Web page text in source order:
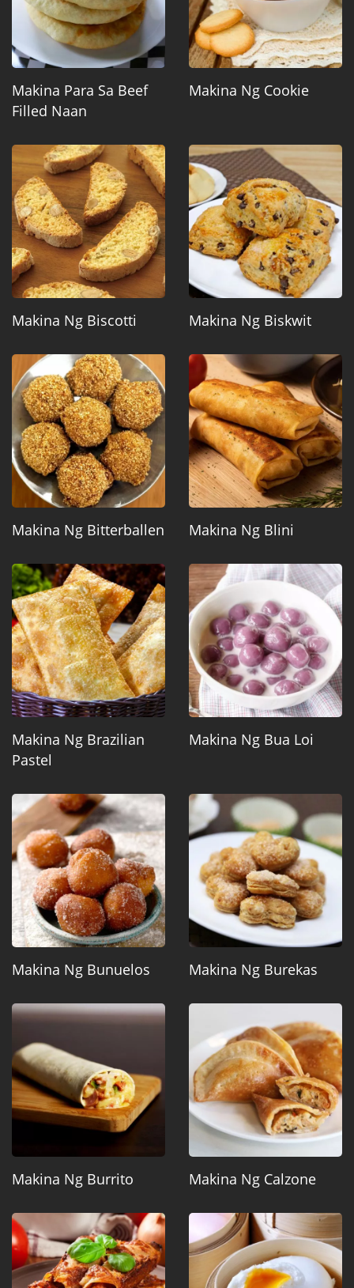
Makina Para Sa Beef
Filled Naan
Makina Ng Cookie
Makina Ng Biscotti Makina Ng Biskwit
Makina Ng Bitterballen Makina Ng Blini
Makina Ng Brazilian
Pastel
Makina Ng Bua Loi
Makina Ng Bunuelos Makina Ng Burekas
Makina Ng Burrito Makina Ng Calzone